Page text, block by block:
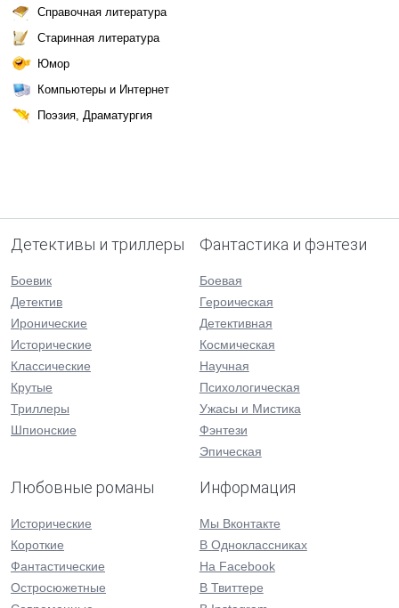
Справочная литература
Старинная литература
Юмор
Компьютеры и Интернет
Поэзия, Драматургия
Детективы и триллеры
Боевик
Детектив
Иронические
Исторические
Классические
Крутые
Триллеры
Шпионские
Фантастика и фэнтези
Боевая
Героическая
Детективная
Космическая
Научная
Психологическая
Ужасы и Мистика
Фэнтези
Эпическая
Любовные романы
Исторические
Короткие
Фантастические
Остросюжетные
Информация
Мы Вконтакте
В Одноклассниках
На Facebook
В Твиттере